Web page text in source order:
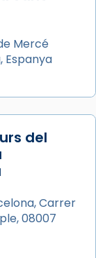
Joan
i l’ha
a
Mercé
Espanya
del
Carrer
08007